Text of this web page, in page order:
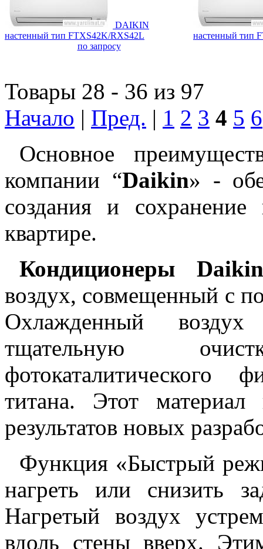
DAIKIN
настенный тип FTXS42K/RXS42L
по запросу
настенный тип
Товары 28 - 36 из 97
Начало | Пред. | 1 2 3 4 5 6
Основное
компании “Daikin» -
создания и
квартире.
Кондиционеры Daikin
воздух, совмещенный с
Охлажденный воздух
тщательную
фотокаталитического
титана. Этот материал
результатов новых
Функция «Быстрый
нагреть или снизить
Нагретый воздух
вдоль стены вверх.